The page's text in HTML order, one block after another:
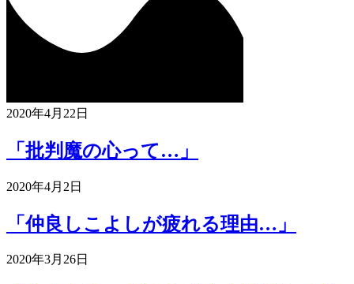
2020年4月22日
「批判魔の心って…」
2020年4月2日
「仲良しこよしが疲れる理由…」
2020年3月26日